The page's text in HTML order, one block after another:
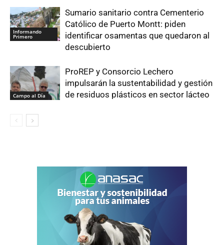
Informando
Primero
Sumario sanitario contra Cementerio
Católico de Puerto Montt: piden
identificar osamentas que quedaron al
descubierto
Campo al Día
ProREP y Consorcio Lechero
impulsarán la sustentabilidad y gestión
de residuos plásticos en sector lácteo